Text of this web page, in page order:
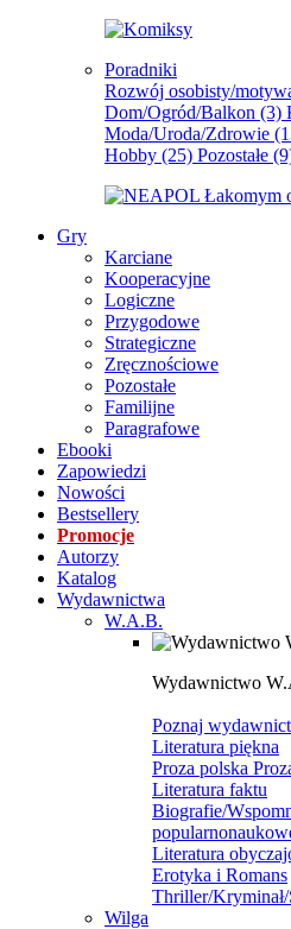
Poradniki
Rozwój osobisty/
Dom/Ogród/Balkon (3)
Moda/Uroda/Zdrowie
Hobby (25) Pozostałe
Gry
Karciane
Kooperacyjne
Logiczne
Przygodowe
Strategiczne
Zręcznościowe
Pozostałe
Familijne
Paragrafowe
Ebooki
Zapowiedzi
Nowości
Bestsellery
Promocje
Autorzy
Katalog
Wydawnictwa
W.A.B.
Wydawnictwo
Poznaj
Literatura piękna
Proza polska
Literatura faktu
Biografie/
Literatura
Erotyka i Romans
Thriller/Kryminał/
Wilga